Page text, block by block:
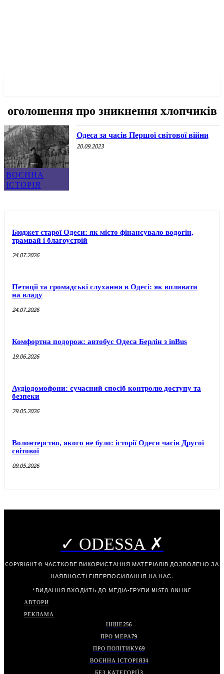
оголошення про зникнення хлопчиків
ВОЄННА
ІСТОРІЯ
Одеса за часів Першої світової війни
20.09.2023
Бюджет старої Одеси: як місто фінансувало водогін,
трамвай і благоустрій
24.07.2026
Петиції та громадські слухання в Одесі: як впливати
на владу
24.07.2026
Комфортна подорож: автобус Одеса Берлін з inBus
19.06.2026
Аудіодомофони: сучасний спосіб контролю доступу та
безпеки
29.05.2026
Волонтерство, якого не було: історії Одеси часів Другої
світової
09.05.2026
✓ ODESSA ✗
COPYRIGHT © ЧАСТКОВЕ ВИКОРИСТАННЯ МАТЕРІАЛІВ ДОЗВОЛЕНО ЗА
НАЯВНОСТІ ГІПЕРПОСИЛАННЯ НА НАС.
*ВИДАННЯ ВХОДИТЬ ДО МЕДІА-ГРУПИ MISTO ONLINE
АВТОРИ
РЕКЛАМА
ІНШЕ256
ПРО МЕРА79
ПРО ПОЛІТИКУ69
ВОЄННА ІСТОРІЯ34
БЕЗ КАТЕГОРІЇ3